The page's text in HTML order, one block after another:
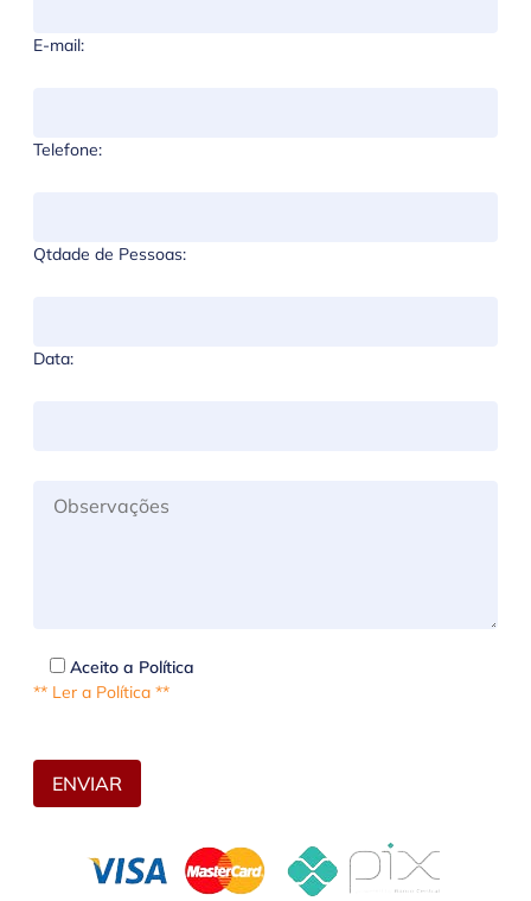
E-mail:
Telefone:
Qtdade de Pessoas:
Data:
Aceito a Política
** Ler a Política **